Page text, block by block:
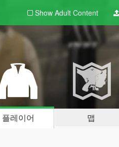
Show Adult Content
플레이어 맵